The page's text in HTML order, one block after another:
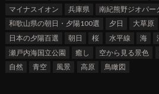
マイナスイオン
兵庫県 南紀熊野ジオパー
和歌山県の朝日・夕陽100選
夕日 大草原
日本の夕陽百選
朝日 桜 水平線 海
瀬戸内海国立公園
癒し 空から見る景色
自然
青空 風景 高原 鳥瞰図